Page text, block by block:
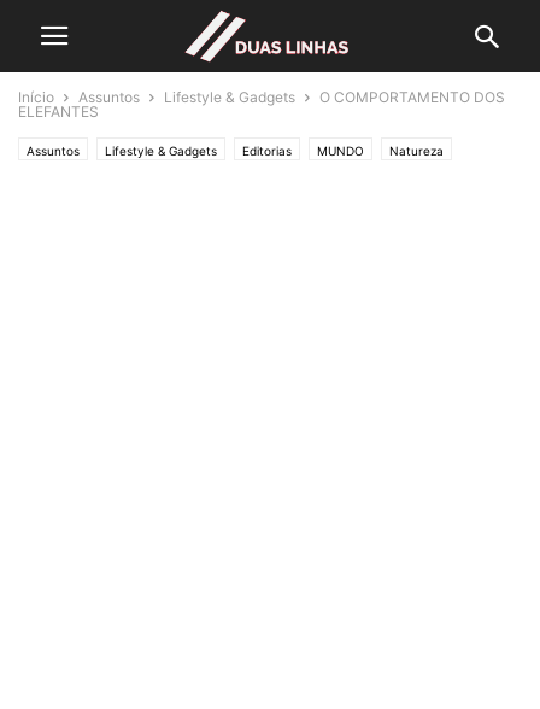
Início Assuntos Lifestyle & Gadgets
O COMPORTAMENTO DOS
ELEFANTES
Assuntos Lifestyle & Gadgets Editorias MUNDO Natureza